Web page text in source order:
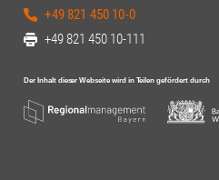
+49 821 450 10-0
+49 821 450 10-111